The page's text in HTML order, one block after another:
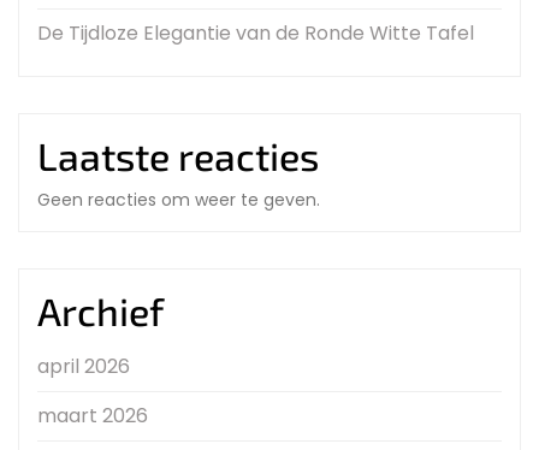
De Tijdloze Elegantie van de Ronde Witte Tafel
Laatste reacties
Geen reacties om weer te geven.
Archief
april 2026
maart 2026